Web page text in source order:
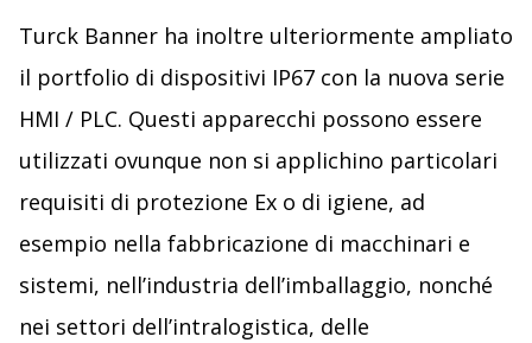
Turck Banner ha inoltre ulteriormente ampliato
il portfolio di dispositivi IP67 con la nuova serie
HMI / PLC. Questi apparecchi possono essere
utilizzati ovunque non si applichino particolari
requisiti di protezione Ex o di igiene, ad
esempio nella fabbricazione di macchinari e
sistemi, nell’industria dell’imballaggio, nonché
nei settori dell’intralogistica, delle